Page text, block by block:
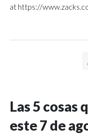
at https://
Las 5 cosas
este 7 de